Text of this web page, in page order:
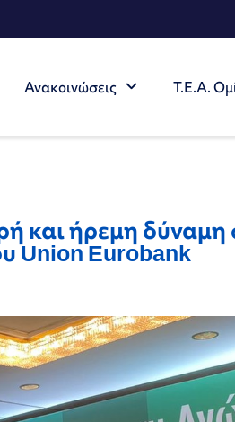
Ανακοινώσεις Τ.Ε.Α.
ήρεμη δύναμη
Union Eurobank